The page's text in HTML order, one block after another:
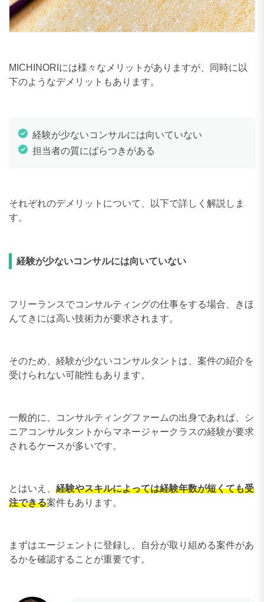
MICHINORIには様々なメリットがありますが、同時に以
下のようなデメリットもあります。
経験が少ないコンサルには向いていない
担当者の質にばらつきがある
それぞれのデメリットについて、以下で詳しく解説しま
す。
経験が少ないコンサルには向いていない
フリーランスでコンサルティングの仕事をする場合、きほ
んてきには高い技術力が要求されます。
そのため、経験が少ないコンサルタントは、案件の紹介を
受けられない可能性もあります。
一般的に、コンサルティングファームの出身であれば、シ
ニアコンサルタントからマネージャークラスの経験が要求
されるケースが多いです。
とはいえ、 経験やスキルによっては経験年数が短くても受
注できる案件もあります。
まずはエージェントに登録し、自分が取り組める案件があ
るかを確認することが重要です。